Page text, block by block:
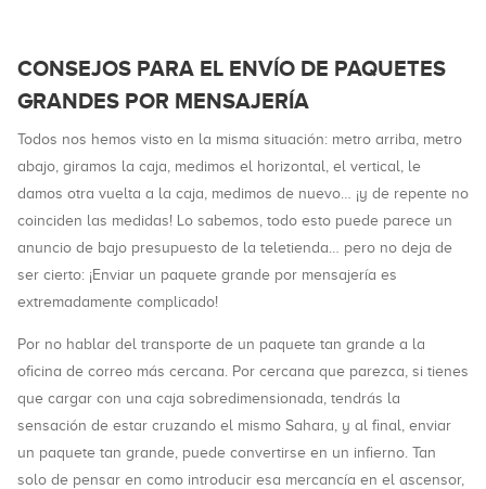
CONSEJOS PARA EL ENVÍO DE PAQUETES
GRANDES POR MENSAJERÍA
Todos nos hemos visto en la misma situación: metro arriba, metro
abajo, giramos la caja, medimos el horizontal, el vertical, le
damos otra vuelta a la caja, medimos de nuevo… ¡y de repente no
coinciden las medidas! Lo sabemos, todo esto puede parece un
anuncio de bajo presupuesto de la teletienda… pero no deja de
ser cierto: ¡Enviar un paquete grande por mensajería es
extremadamente complicado!
Por no hablar del transporte de un paquete tan grande a la
oficina de correo más cercana. Por cercana que parezca, si tienes
que cargar con una caja sobredimensionada, tendrás la
sensación de estar cruzando el mismo Sahara, y al final, enviar
un paquete tan grande, puede convertirse en un infierno. Tan
solo de pensar en como introducir esa mercancía en el ascensor,